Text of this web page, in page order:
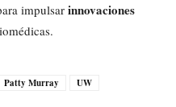
impulsar innovaciones
Patty Murray UW